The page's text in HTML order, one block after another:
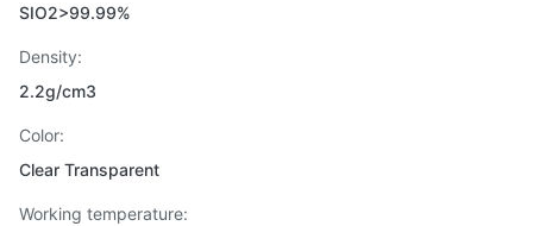
SIO2>99.99%
Density:
2.2g/cm3
Color:
Clear Transparent
Working temperature: